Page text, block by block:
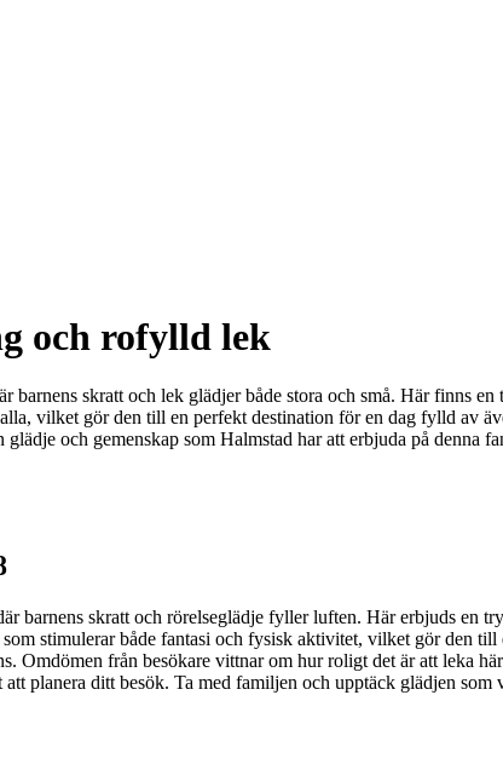
och rofylld lek
skratt och lek glädjer både stora och små. Här finns
vilket gör den till en perfekt destination för en dag fylld av
och gemenskap som Halmstad har att erbjuda på denna
barnens skratt och rörelseglädje fyller luften. Här erbjuds en
stimulerar både fantasi och fysisk aktivitet, vilket gör den
Omdömen från besökare vittnar om hur roligt det är att leka
planera ditt besök. Ta med familjen och upptäck glädjen